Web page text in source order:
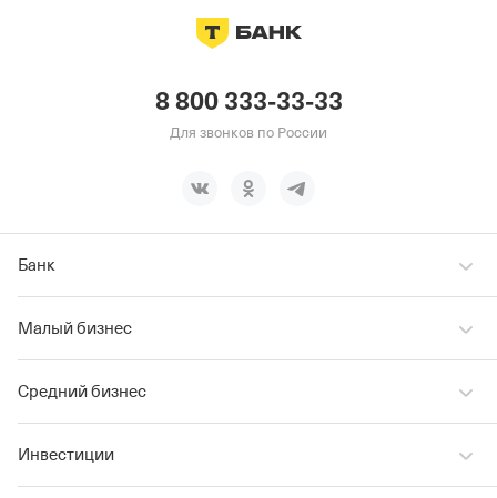
8 800 333-33-33
Для звонков по России
Банк
Малый бизнес
Средний бизнес
Инвестиции